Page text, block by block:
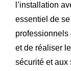
l’installation
essentiel de
et de réaliser
sécurité et aux